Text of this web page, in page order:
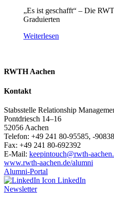
„Es ist geschafft“ – Die
Graduierten
Weiterlesen
RWTH Aachen
Kontakt
Stabsstelle Relationship
Pontdriesch 14–16
52056 Aachen
Telefon: +49 241 80-95585, -90838
Fax: +49 241 80-692392
E-Mail: keepintouch@rwth-
www.rwth-aachen.de/alumni
Alumni-Portal
LinkedIn
Newsletter